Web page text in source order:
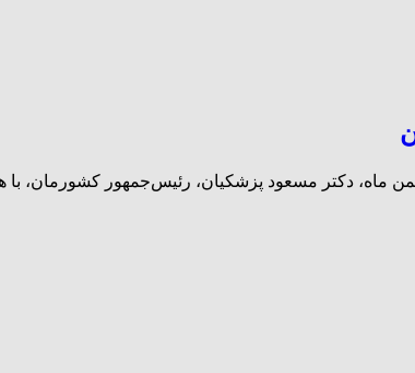
ماه، دکتر مسعود پزشکیان، رئیس‌جمهور کشورمان،